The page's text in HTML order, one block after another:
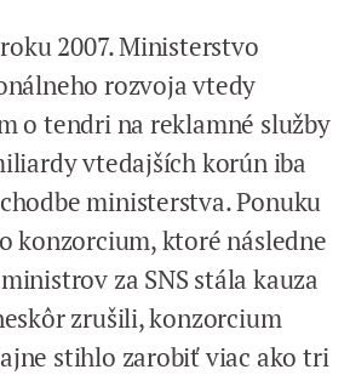
2007. Ministerstvo
rozvoja vtedy
o tendri na reklamné služby
vtedajších korún iba
ministerstva. Ponuku
konzorcium, ktoré následne
za SNS stála kauza
zrušili, konzorcium
stihlo zarobiť viac ako tri